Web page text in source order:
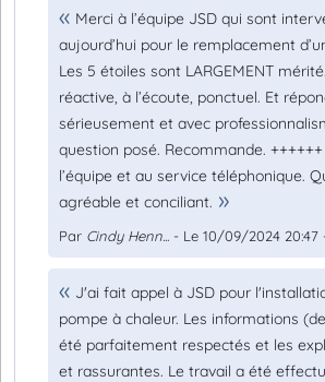
Merci à l’équipe JSD qui sont
aujourd’hui pour le remplacement
Les 5 étoiles sont LARGEMENT
réactive, à l’écoute, ponctuel. Et
sérieusement et avec
question posé. Recommande.
l’équipe et au service téléphonique.
agréable et conciliant.
Par Cindy Henn... - Le 10/09/2024 20:47
J'ai fait appel à JSD pour
pompe à chaleur. Les informations
été parfaitement respectés et les
et rassurantes. Le travail a été